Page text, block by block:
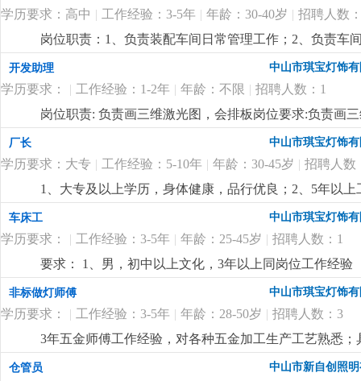
学历要求：高中 | 工作经验：3-5年 | 年龄：30-40岁 | 招聘人数
岗位职责：1、负责装配车间日常管理工作；2、负责车
经验；2、熟悉灯饰（工程灯、非标灯饰）装配流程优先
开发助理 中山市琪宝灯饰
学历要求： | 工作经验：1-2年 | 年龄：不限 | 招聘人数：1
岗位职责: 负责画三维激光图，会排板岗位要求:负责画
厂长 中山市琪宝灯饰
学历要求：大专 | 工作经验：5-10年 | 年龄：30-45岁 | 招聘人数
1、大专及以上学历，身体健康，品行优良；2、5年以
达能力强，思维敏捷，员工激励手法熟练；4、有
定的培训能力，指导帮助下属成长经验丰富；更详细 ...
车床工 中山市琪宝灯饰
学历要求： | 工作经验：3-5年 | 年龄：25-45岁 | 招聘人数：1
要求： 1、男，初中以上文化，3年以上同岗位工作经
程灯饰厂工作经验优先。更详细...
非标做灯师傅 中山市琪宝灯饰
学历要求： | 工作经验：3-5年 | 年龄：28-50岁 | 招聘人数：3
3年五金师傅工作经验，对各种五金加工生产工艺熟悉
尽快想出解决方案。更详细...
仓管员 中山市新自创照